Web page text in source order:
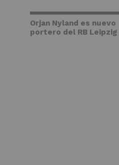
Orjan Nyland es nuevo
portero del RB Leipzig